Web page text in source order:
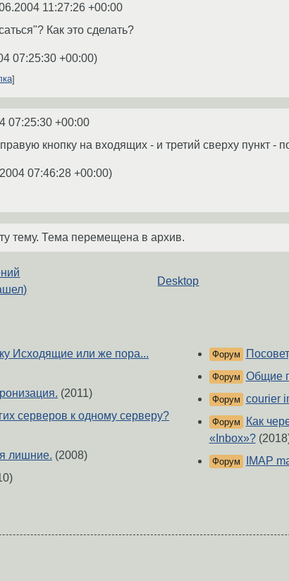
11:27:26 +00:00
Как это сделать?
07:25:30 +00:00)
07:25:30 +00:00
кнопку на входящих - и третий сверху пункт -
07:46:28 +00:00)
тему. Тема перемещена в архив.
Desktop
Исходящие или же пора...
(2011)
серверов к одному серверу?
лишние. (2008)
Форум
Форум Общие
Форум courier
Форум
Как
«Inbox»?
Форум IMAP